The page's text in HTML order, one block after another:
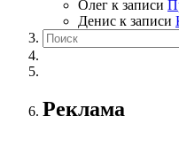
Олег к записи
Денис к записи
Реклама